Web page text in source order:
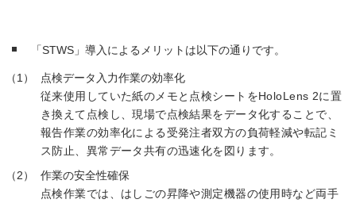
「STWS」導入によるメリットは以下の通りです。
点検データ入力作業の効率化
従来使用していた紙のメモと点検シートをHoloLens 2に置
き換えて点検し、現場で点検結果をデータ化することで、
報告作業の効率化による受発注者双方の負荷軽減や転記ミ
ス防止、異常データ共有の迅速化を図ります。
作業の安全性確保
点検作業では、はしごの昇降や測定機器の使用時など両手